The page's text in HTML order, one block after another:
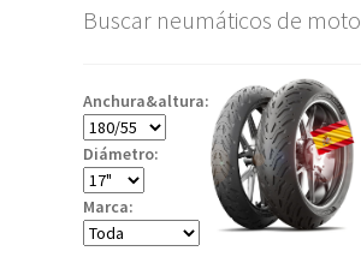
Buscar neumáticos de moto
Anchura&altura:
Diámetro:
Marca: